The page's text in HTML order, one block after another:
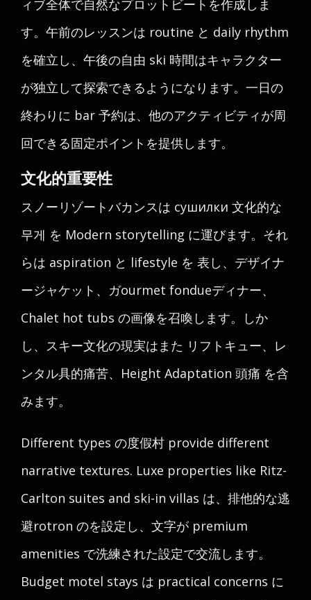
ィブ全体で自然なプロットビートを作成しま
す。午前のレッスンは routine と daily rhythm
を確立し、午後の自由 ski 時間はキャラクター
が独立して探索できるようになります。一日の
終わりに bar 予約は、他のアクティビティが周
回できる固定ポイントを提供します。
文化的重要性
スノーリゾートバカンスは сушилки 文化的な
무게 を Modern storytelling に運びます。それ
らは aspiration と lifestyle を 表し、デザイナ
ージャケット、ガourmet fondueディナー、
Chalet hot tubs の画像を召喚します。しか
し、スキー文化の現実はまた リフトキュー、レ
ンタル具的痛苦、Height Adaptation 頭痛 を含
みます。
Different types の度假村 provide different
narrative textures. Luxe properties like Ritz-
Carlton suites and ski-in villas は、排他的な逃
避rotron のを設定し、文字が premium
amenities で洗練された設定で交流します。
Budget motel stays は practical concerns に